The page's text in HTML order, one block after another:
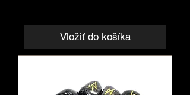
Vložiť do košíka